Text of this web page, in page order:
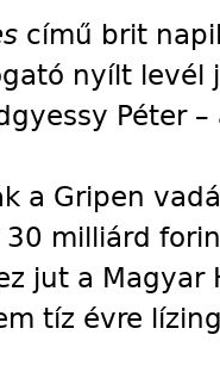
című brit
nyílt levél
Péter
a Gripen
30 milliárd
jut a Magyar
tíz évre